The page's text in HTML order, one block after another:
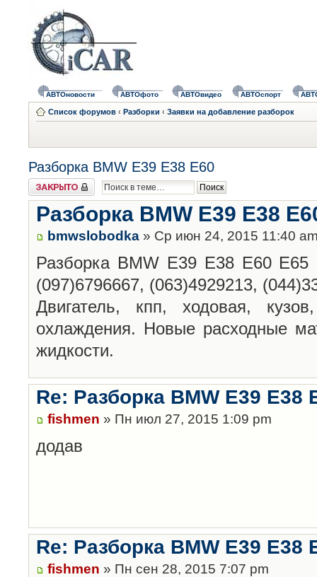
АВТОновости АВТОфото АВТОвидео АВТОспорт
Список форумов ‹ Разборки ‹ Заявки на добавление разборок
Разборка BMW E39 E38 E60
Закрыто
Разборка BMW E39 E38
bmwslobodka » Ср июн 24, 2015 11:40
Разборка BMW E39 E38 E60
(097)6796667, (063)4929213,
Двигатель, кпп, ходовая,
охлаждения. Новые расходные
жидкости.
Re: Разборка BMW E39 E38
fishmen » Пн июл 27, 2015 1:09 pm
додав
Re: Разборка BMW E39 E38
fishmen » Пн сен 28, 2015 7:07 pm